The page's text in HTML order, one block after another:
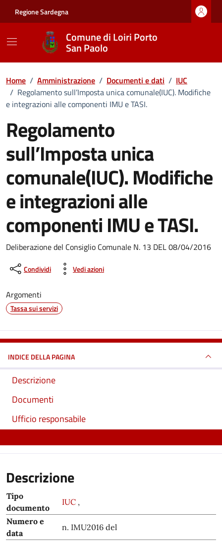
Regione Sardegna
Comune di Loiri Porto
San Paolo
Home / Amministrazione / Documenti e dati / IUC
/ Regolamento sull’Imposta unica comunale(IUC). Modifiche
e integrazioni alle componenti IMU e TASI.
Regolamento
sull’Imposta unica
comunale(IUC). Modifiche
e integrazioni alle
componenti IMU e TASI.
Dettagli del documento
Deliberazione del Consiglio Comunale N. 13 DEL 08/04/2016
Condividi Vedi azioni
Argomenti
Tassa sui servizi
INDICE DELLA PAGINA
Descrizione
Documenti
Ufficio responsabile
Descrizione
Tipo
documento
IUC ,
Numero e
data
n. IMU2016 del